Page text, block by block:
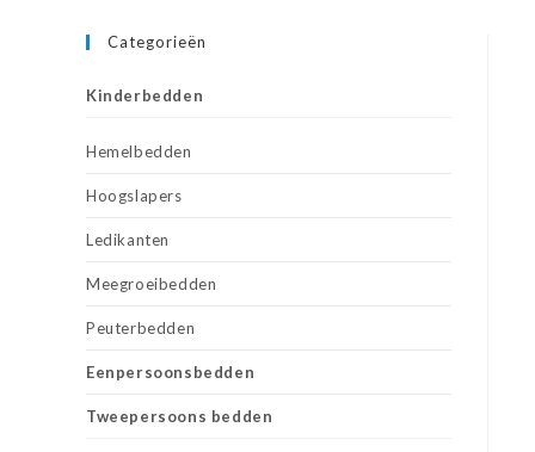
Categorieën
Kinderbedden
Hemelbedden
Hoogslapers
Ledikanten
Meegroeibedden
Peuterbedden
Eenpersoonsbedden
Tweepersoons bedden